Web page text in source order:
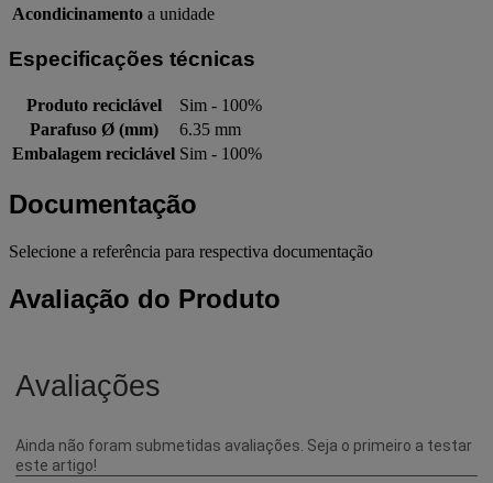
Acondicinamento a unidade
Especificações técnicas
Produto reciclável
Sim - 100%
Parafuso Ø (mm)
6.35 mm
Embalagem reciclável Sim - 100%
Documentação
Selecione a referência para respectiva documentação
Avaliação do Produto